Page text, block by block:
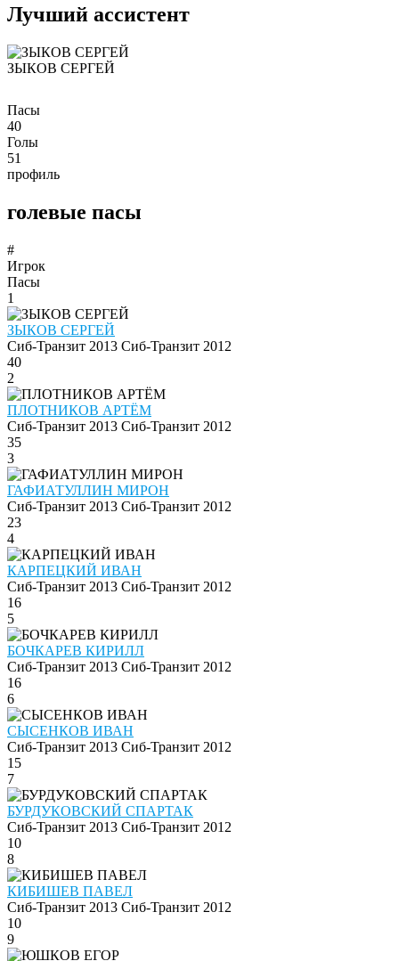
Лучший ассистент
ЗЫКОВ СЕРГЕЙ
Пасы
40
Голы
51
профиль
голевые пасы
#
Игрок
Пасы
1
ЗЫКОВ СЕРГЕЙ
Сиб-Транзит 2013 Сиб-Транзит 2012
40
2
ПЛОТНИКОВ АРТЁМ
Сиб-Транзит 2013 Сиб-Транзит 2012
35
3
ГАФИАТУЛЛИН МИРОН
Сиб-Транзит 2013 Сиб-Транзит 2012
23
4
КАРПЕЦКИЙ ИВАН
Сиб-Транзит 2013 Сиб-Транзит 2012
16
5
БОЧКАРЕВ КИРИЛЛ
Сиб-Транзит 2013 Сиб-Транзит 2012
16
6
СЫСЕНКОВ ИВАН
Сиб-Транзит 2013 Сиб-Транзит 2012
15
7
БУРДУКОВСКИЙ СПАРТАК
Сиб-Транзит 2013 Сиб-Транзит 2012
10
8
КИБИШЕВ ПАВЕЛ
Сиб-Транзит 2013 Сиб-Транзит 2012
10
9